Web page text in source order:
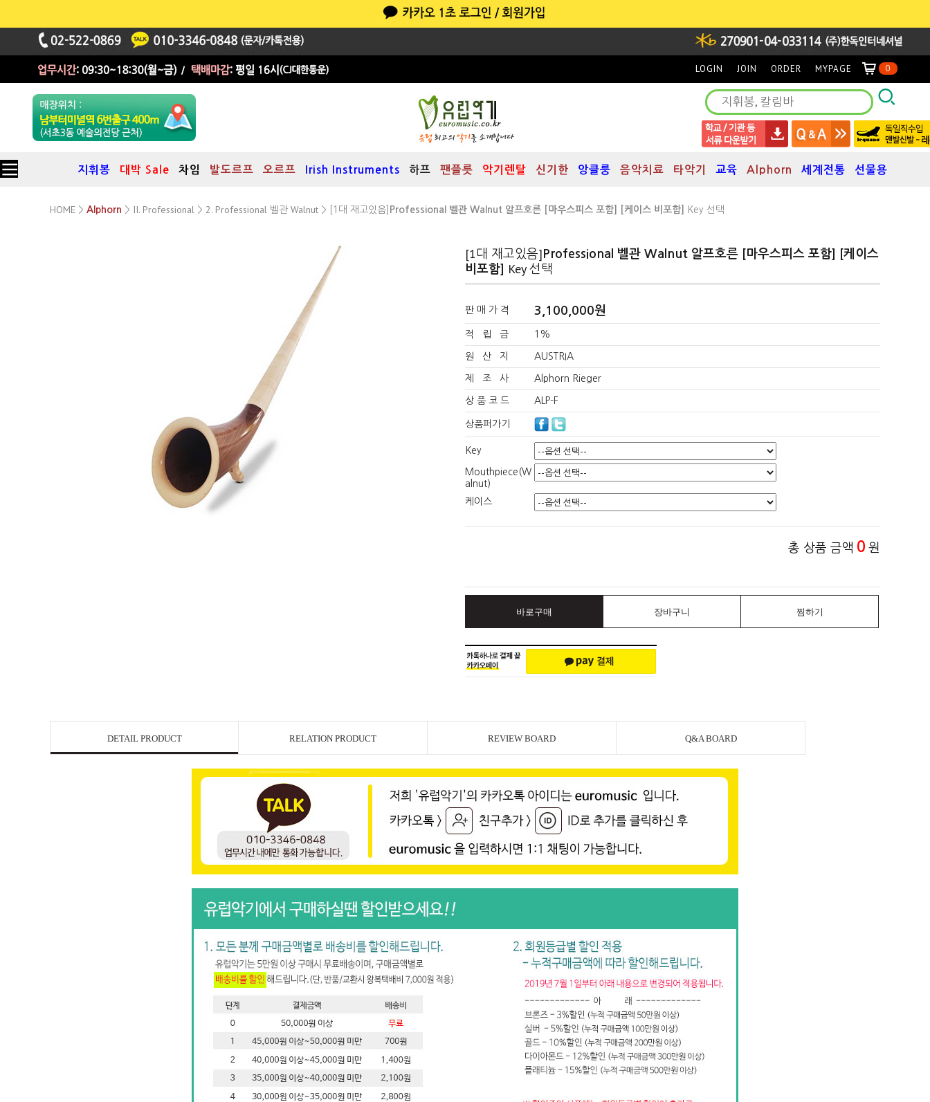
LOGIN JOIN ORDER MYPAGE 0
지휘봉 대박 Sale 차임 발도르프 오르프 Irish Instruments 하프 팬플릇 악기렌탈 신기한 앙클룽 음악치료 타악기 교육 Alphorn 세계전통 선물용
HOME > Alphorn > II. Professional > 2. Professional 벨관 Walnut > [1대 재고있음] Professional 벨관 Walnut 알프호른 [마우스피스 포함] [케이스 비포함] Key 선택
[1대 재고있음] Professional 벨관 Walnut 알프호른 [마우스피스 포함] [케이스
비포함]
Key 선택
판 매 가 격 3,100,000원
적 립 금 1%
원 산 지 AUSTRIA
제 조 사 Alphorn Rieger
상 품 코 드 ALP-F
상품퍼가기
Key
Mouthpiece(W
alnut)
케이스
총 상품 금액 0 원
바로구매 장바구니 찜하기
DETAIL PRODUCT RELATION PRODUCT REVIEW BOARD Q&A BOARD